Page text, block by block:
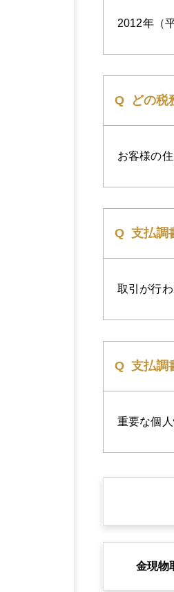
2012年（
どの税
お客様の
支払調
取引が行
支払調
重要な個
金現物